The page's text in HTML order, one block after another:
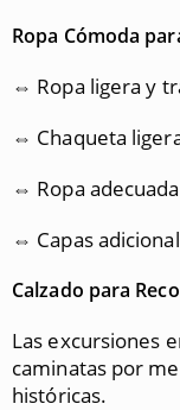
Ropa Cómoda
⇔ Ropa ligera y
⇔ Chaqueta
⇔ Ropa
⇔ Capas
Calzado para
Las excursiones
caminatas por
históricas.